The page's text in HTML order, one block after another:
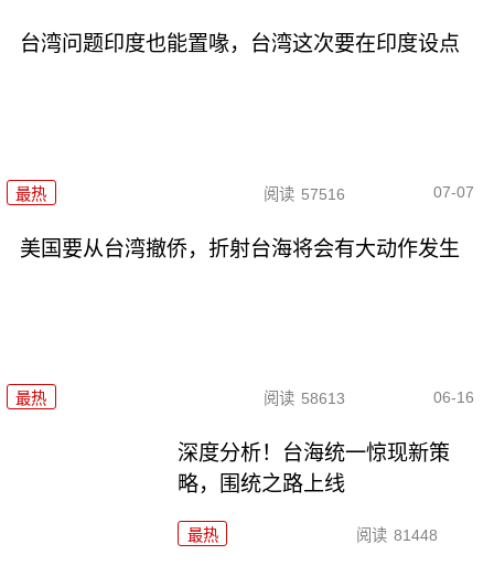
台湾问题印度也能置喙，台湾这次要在印度设点
最热 阅读 57516 07-07
美国要从台湾撤侨，折射台海将会有大动作发生
最热 阅读 58613 06-16
深度分析！台海统一惊现新策
略，围统之路上线
最热 阅读 81448